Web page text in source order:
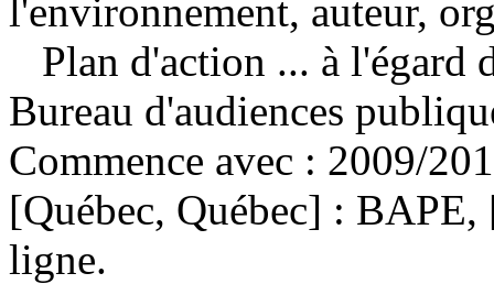
l'environnement, auteur,
Plan d'action ... à l'égard
Bureau d'audiences
Commence avec : 2009/
[Québec, Québec] :
ligne.